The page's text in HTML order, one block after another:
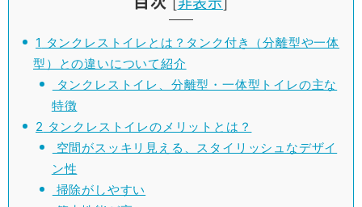
1 タンクレストイレとは？タンク付き（分離型や一体
型）との違いについて紹介
タンクレストイレ、分離型・一体型トイレの主な
特徴
2 タンクレストイレのメリットとは？
空間がスッキリ見える、スタイリッシュなデザイ
ン性
掃除がしやすい